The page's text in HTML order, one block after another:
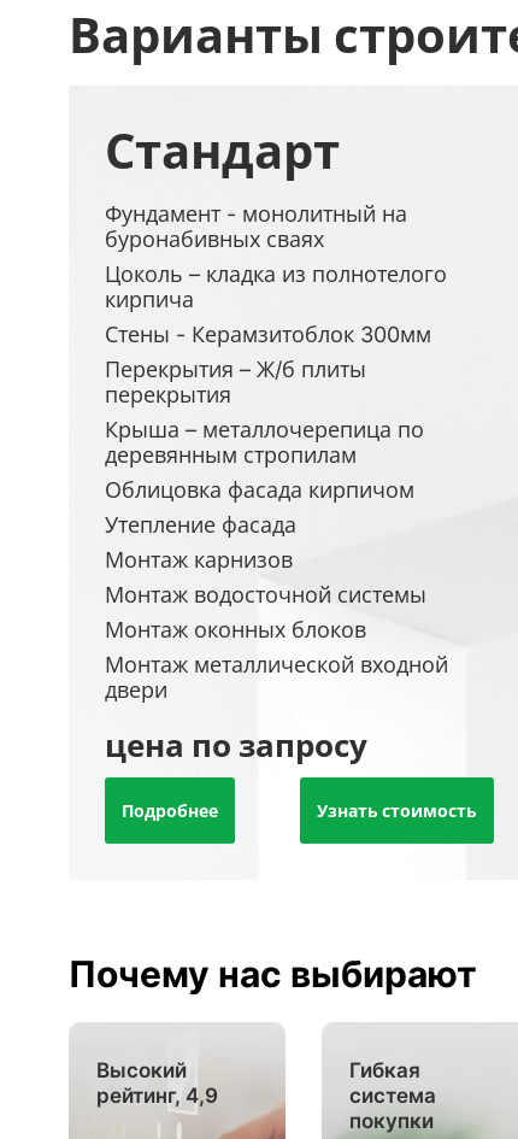
Варианты
Стандарт
Фундамент - монолитный на
буронабивных сваях
Цоколь – кладка из полнотелого
кирпича
Стены - Керамзитоблок 300мм
Перекрытия – Ж/б плиты
перекрытия
Крыша – металлочерепица по
деревянным стропилам
Облицовка фасада кирпичом
Утепление фасада
Монтаж карнизов
Монтаж водосточной системы
Монтаж оконных блоков
Монтаж металлической входной
двери
цена по запросу
Подробнее Узнать стоимость
Почему нас выбирают
Высокий
рейтинг, 4,9
Гибкая
система
покупки